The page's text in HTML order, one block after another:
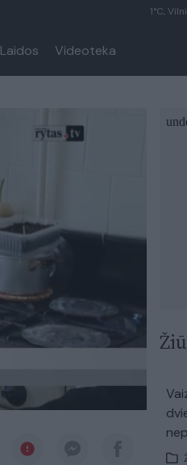
1°C,
Laidos Videoteka